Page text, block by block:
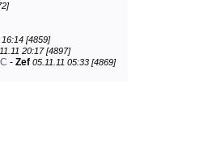
16:14 [4859]
20:17 [4897]
- Zef 05.11.11 05:33 [4869]